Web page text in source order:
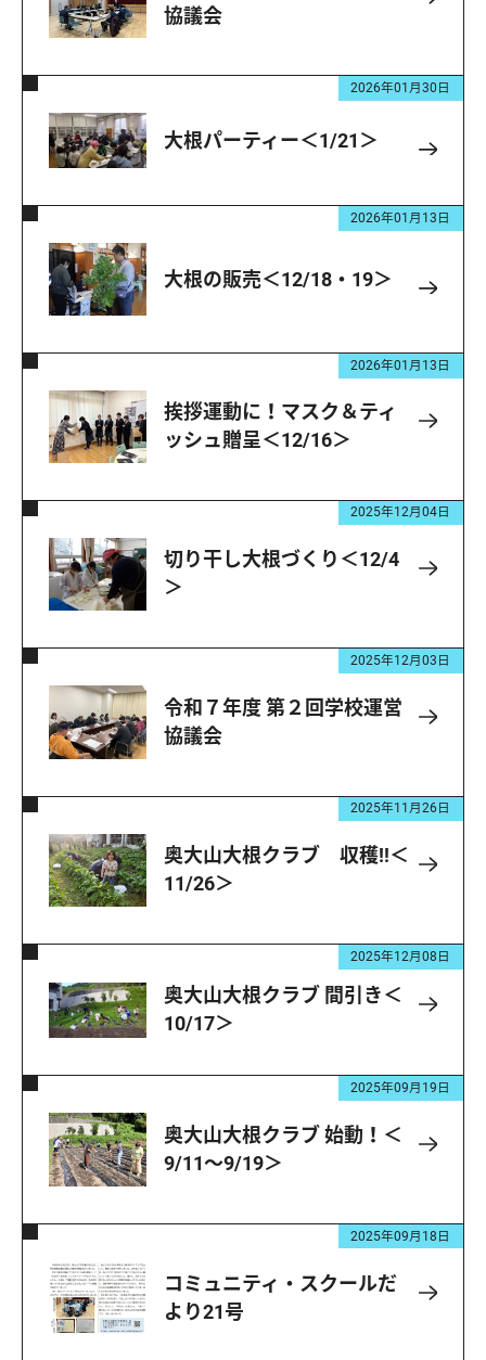
協議会
2026年01月30日
大根パーティー＜1/21＞
2026年01月13日
大根の販売＜12/18・19＞
2026年01月13日
挨拶運動に！マスク＆ティ
ッシュ贈呈＜12/16＞
2025年12月04日
切り干し大根づくり＜12/4
＞
2025年12月03日
令和７年度 第２回学校運営
協議会
2025年11月26日
奥大山大根クラブ 収穫!!＜
11/26＞
2025年12月08日
奥大山大根クラブ 間引き＜
10/17＞
2025年09月19日
奥大山大根クラブ 始動！＜
9/11～9/19＞
2025年09月18日
コミュニティ・スクールだ
より21号